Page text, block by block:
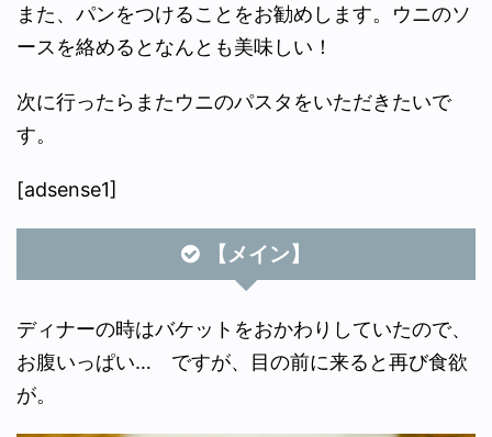
また、パンをつけることをお勧めします。ウニのソ
ースを絡めるとなんとも美味しい！
次に行ったらまたウニのパスタをいただきたいで
す。
[adsense1]
【メイン】
ディナーの時はバケットをおかわりしていたので、
お腹いっぱい… ですが、目の前に来ると再び食欲
が。